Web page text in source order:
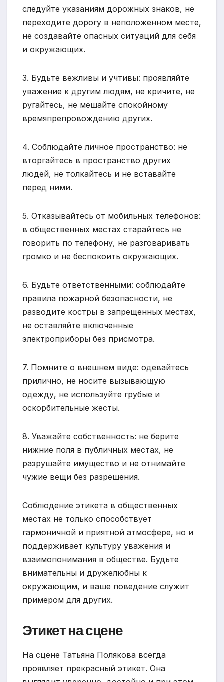
следуйте указаниям дорожных знаков, не
переходите дорогу в неположенном месте,
не создавайте опасных ситуаций для себя
и окружающих.
3. Будьте вежливы и учтивы: проявляйте
уважение к другим людям, не кричите, не
ругайтесь, не мешайте спокойному
времяпрепровождению других.
4. Соблюдайте личное пространство: не
вторгайтесь в пространство других
людей, не толкайтесь и не вставайте
перед ними.
5. Отказывайтесь от мобильных телефонов:
в общественных местах старайтесь не
говорить по телефону, не разговаривать
громко и не беспокоить окружающих.
6. Будьте ответственными: соблюдайте
правила пожарной безопасности, не
разводите костры в запрещенных местах,
не оставляйте включенные
электроприборы без присмотра.
7. Помните о внешнем виде: одевайтесь
прилично, не носите вызывающую
одежду, не используйте грубые и
оскорбительные жесты.
8. Уважайте собственность: не берите
нижние поля в публичных местах, не
разрушайте имущество и не отнимайте
чужие вещи без разрешения.
Соблюдение этикета в общественных
местах не только способствует
гармоничной и приятной атмосфере, но и
поддерживает культуру уважения и
взаимопонимания в обществе. Будьте
внимательны и дружелюбны к
окружающим, и ваше поведение служит
примером для других.
Этикет на сцене
На сцене Татьяна Полякова всегда
проявляет прекрасный этикет. Она